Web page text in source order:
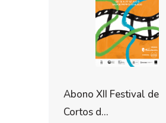
Abono XII Festival de
Cortos d...